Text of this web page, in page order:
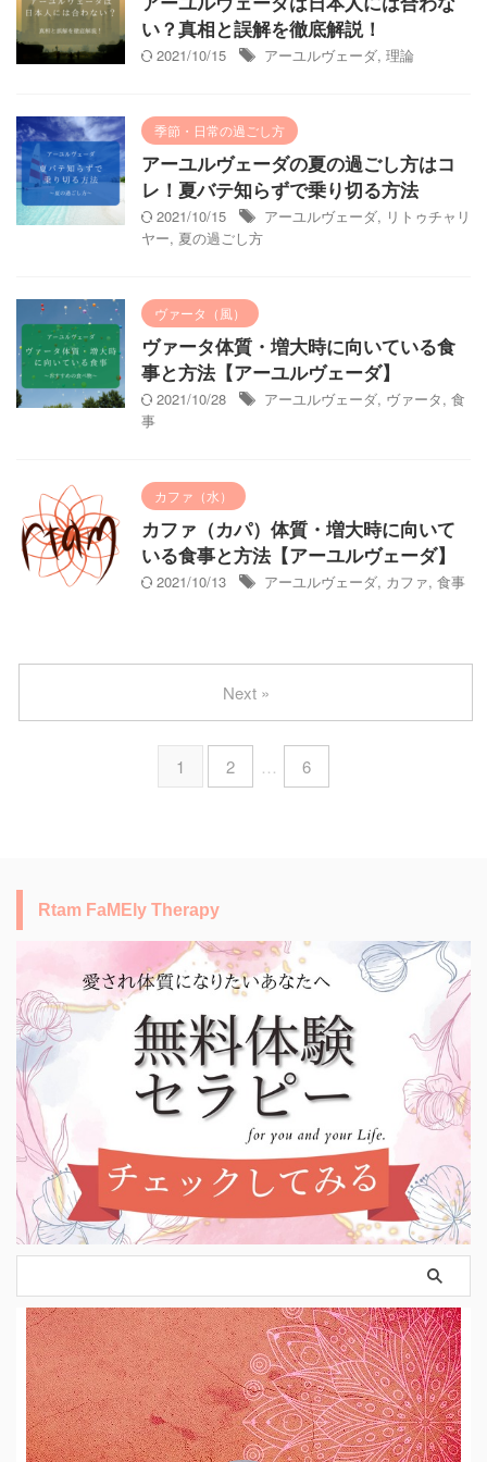
い？真相と誤解を徹底解説！
2021/10/15 アーユルヴェーダ, 理論
季節・日常の過ごし方
アーユルヴェーダの夏の過ごし方はコ
レ！夏バテ知らずで乗り切る方法
2021/10/15 アーユルヴェーダ, リトゥチャリ
ヤー, 夏の過ごし方
ヴァータ（風）
ヴァータ体質・増大時に向いている食
事と方法【アーユルヴェーダ】
2021/10/28 アーユルヴェーダ, ヴァータ, 食
事
カファ（水）
カファ（カパ）体質・増大時に向いて
いる食事と方法【アーユルヴェーダ】
2021/10/13 アーユルヴェーダ, カファ, 食事
1 2 … 6
Next »
Rtam FaMEly Therapy